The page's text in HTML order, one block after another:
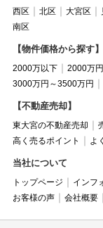
西区 北区 大宮区
南区
【物件価格から探す】
2000万以下 2000万
3000万円～3500万円
【不動産売却】
東大宮の不動産売却
高く売るポイント
よ
当社について
トップページ インフ
お客様の声
会社概要